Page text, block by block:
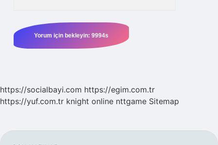
https://socialbayi.com https://egim.com.tr
https://yuf.com.tr knight online nttgame Sitemap